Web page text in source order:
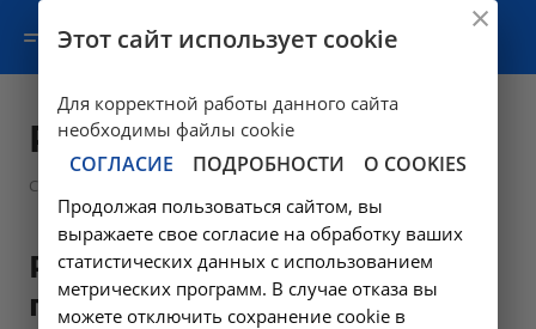
Руководство
Соцобеспечение
Руководство социальными
программами
Этот сайт использует cookie
Для корректной работы данного сайта
необходимы файлы cookie
СОГЛАСИЕ ПОДРОБНОСТИ О COOKIES
Продолжая пользоваться сайтом, вы
выражаете свое согласие на обработку ваших
статистических данных с использованием
метрических программ. В случае отказа вы
можете отключить сохранение cookie в